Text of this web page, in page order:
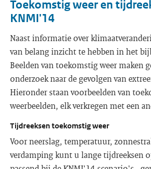
Toekomstig weer en
KNMI'14
Naast informatie over
van belang inzicht te hebben in het
Beelden van toekomstig weer maken
onderzoek naar de gevolgen van
Hieronder staan voorbeelden van
weerbeelden, elk verkregen met een
Tijdreeksen toekomstig weer
Voor neerslag, temperatuur,
verdamping kunt u lange tijdreeksen